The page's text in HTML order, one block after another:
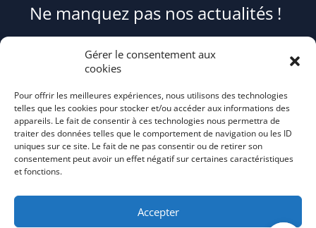
Gérer le consentement aux
cookies
Pour offrir les meilleures expériences, nous utilisons des technologies
telles que les cookies pour stocker et/ou accéder aux informations des
appareils. Le fait de consentir à ces technologies nous permettra de
traiter des données telles que le comportement de navigation ou les ID
uniques sur ce site. Le fait de ne pas consentir ou de retirer son
consentement peut avoir un effet négatif sur certaines caractéristiques
et fonctions.
Accepter
Ne manquez pas nos actualités !
conseils et astuces pour mieux trier et réduire vos déchets,
vous au flash info bi-mensuel Tri Action!